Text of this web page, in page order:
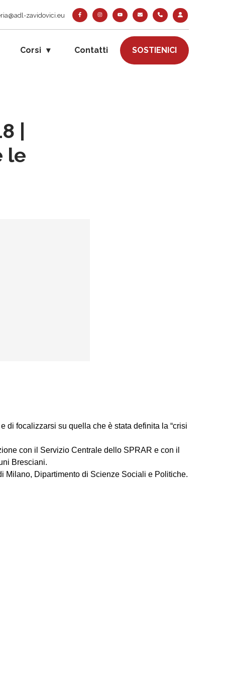
zavidovici.eu
Corsi Contatti SOSTIENICI
|
le
di focalizzarsi su quella che è stata definita la “crisi
con il Servizio Centrale dello SPRAR e con il
Bresciani.
Milano, Dipartimento di Scienze Sociali e Politiche.